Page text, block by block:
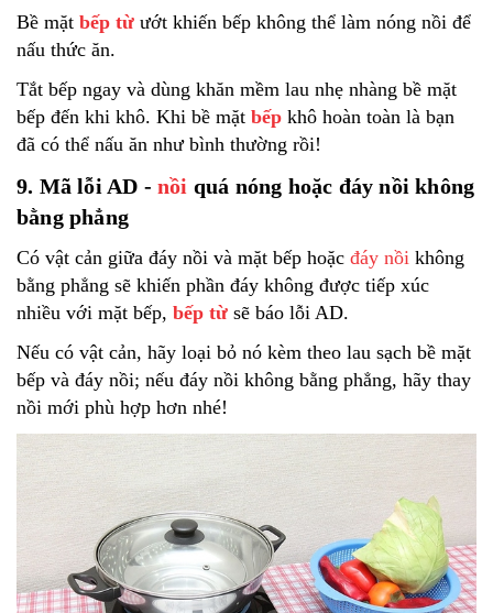
Bề mặt bếp từ ướt khiến bếp không thể làm nóng nồi để
nấu thức ăn.
Tắt bếp ngay và dùng khăn mềm lau nhẹ nhàng bề mặt
bếp đến khi khô. Khi bề mặt bếp khô hoàn toàn là bạn
đã có thể nấu ăn như bình thường rồi!
9. Mã lỗi AD - nồi quá nóng hoặc đáy nồi không
bằng phẳng
Có vật cản giữa đáy nồi và mặt bếp hoặc đáy nồi không
bằng phẳng sẽ khiến phần đáy không được tiếp xúc
nhiều với mặt bếp, bếp từ sẽ báo lỗi AD.
Nếu có vật cản, hãy loại bỏ nó kèm theo lau sạch bề mặt
bếp và đáy nồi; nếu đáy nồi không bằng phẳng, hãy thay
nồi mới phù hợp hơn nhé!